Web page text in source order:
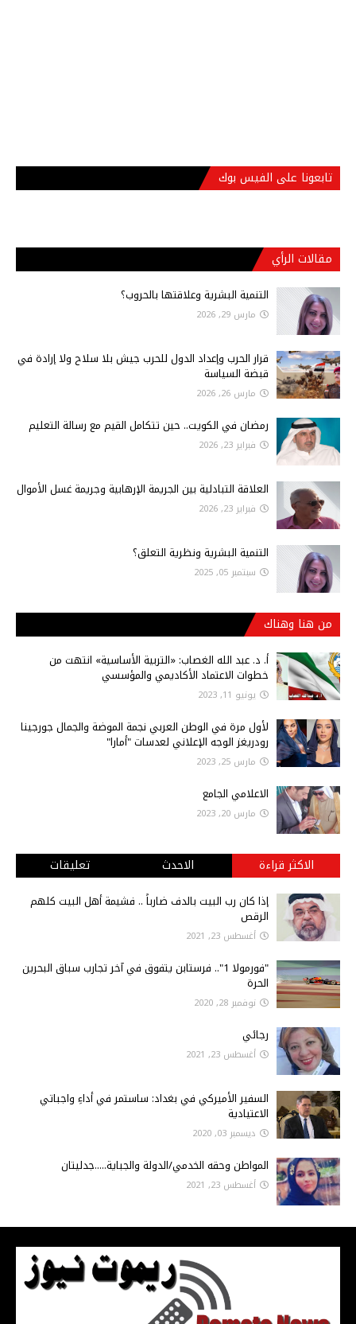
تابعونا على الفيس بوك
مقالات الرأي
التنمية البشرية وعلاقتها بالحروب؟
مارس 29, 2026
قرار الحرب وإعداد الدول للحرب جيش بلا سلاح ولا إرادة في
قبضة السياسة
مارس 26, 2026
رمضان في الكويت.. حين تتكامل القيم مع رسالة التعليم
فبراير 23, 2026
العلاقة التبادلية بين الجريمة الإرهابية وجريمة غسل الأموال
فبراير 23, 2026
التنمية البشرية ونظرية التعلق؟
سبتمبر 05, 2025
من هنا وهناك
أ‌. د. عبد الله الغصاب: «التربية الأساسية» انتهت من
خطوات الاعتماد الأكاديمي والمؤسسي
يونيو 11, 2023
لأول مرة في الوطن العربي نجمة الموضة والجمال جورجينا
رودريغز الوجه الإعلاني لعدسات "أمارا"
مارس 25, 2023
الاعلامي الجامع
مارس 20, 2023
الاكثر قراءة الاحدث تعليقات
إذا كان رب البيت بالدف ضارباً .. فشيمة أهل البيت كلهم
الرقص
أغسطس 23, 2021
"فورمولا 1".. فرستابن يتفوق في آخر تجارب سباق البحرين
الحرة
نوفمبر 28, 2020
رجائي
أغسطس 23, 2021
السفير الأميركي في بغداد: ساستمر في أداءِ واجباتي
الاعتيادية
ديسمبر 03, 2020
المواطن وحقه الخدمي/الدولة والجباية.....جدليتان
أغسطس 23, 2021